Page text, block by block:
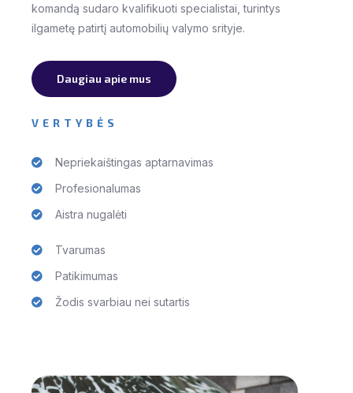
komandą sudaro kvalifikuoti specialistai, turintys
ilgametę patirtį automobilių valymo srityje.
Daugiau apie mus
VERTYBĖS
Nepriekaištingas aptarnavimas
Profesionalumas
Aistra nugalėti
Tvarumas
Patikimumas
Žodis svarbiau nei sutartis